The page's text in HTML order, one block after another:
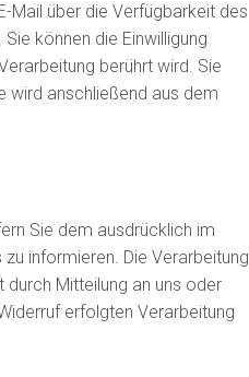
Mail über die Verfügbarkeit des
können die Einwilligung
berührt wird. Sie
wird anschließend aus dem
Sie dem ausdrücklich im
informieren. Die Verarbeitung
durch Mitteilung an uns oder
erfolgten Verarbeitung